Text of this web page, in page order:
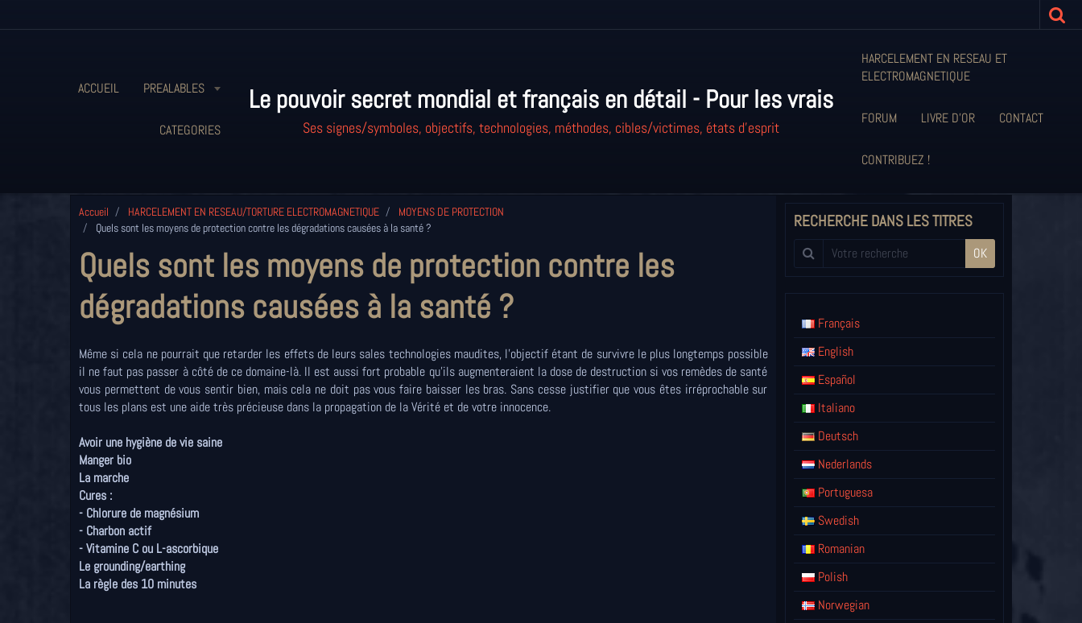
ACCUEIL PREALABLES
CATEGORIES
Le pouvoir secret mondial et français en détail - Pour les vrais
Ses signes/symboles, objectifs, technologies, méthodes, cibles/victimes, états d'esprit
HARCELEMENT EN RESEAU ET
ELECTROMAGNETIQUE
FORUM LIVRE D'OR CONTACT
CONTRIBUEZ !
Accueil HARCELEMENT EN RESEAU/TORTURE ELECTROMAGNETIQUE
MOYENS DE PROTECTION
Quels sont les moyens de protection contre les dégradations causées à la santé ?
Quels sont les moyens de protection contre les
dégradations causées à la santé ?
Même si cela ne pourrait que retarder les effets de leurs sales technologies maudites, l'objectif étant de survivre le plus longtemps possible
il ne faut pas passer à côté de ce domaine-là. Il est aussi fort probable qu'ils augmenteraient la dose de destruction si vos remèdes de santé
vous permettent de vous sentir bien, mais cela ne doit pas vous faire baisser les bras. Sans cesse justifier que vous êtes irréprochable sur
tous les plans est une aide très précieuse dans la propagation de la Vérité et de votre innocence.
Avoir une hygiène de vie saine
Manger bio
La marche
Cures :
- Chlorure de magnésium
- Charbon actif
- Vitamine C ou L-ascorbique
Le grounding/earthing
La règle des 10 minutes
RECHERCHE DANS LES TITRES
OK
Français
English
Español
Italiano
Deutsch
Nederlands
Portuguesa
Swedish
Romanian
Polish
Norwegian